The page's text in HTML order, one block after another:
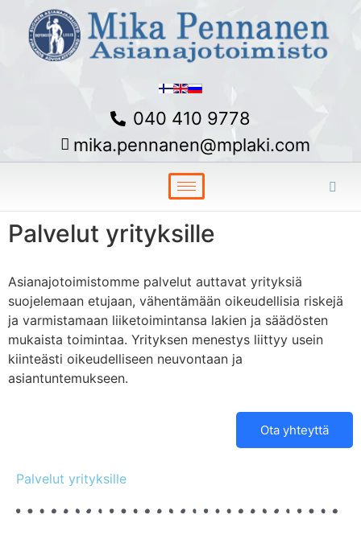
040 410 9778
mika.pennanen@mplaki.com
Palvelut yrityksille
Asianajotoimistomme palvelut auttavat yrityksiä
suojelemaan etujaan, vähentämään oikeudellisia riskejä
ja varmistamaan liiketoimintansa lakien ja säädösten
mukaista toimintaa. Yrityksen menestys liittyy usein
kiinteästi oikeudelliseen neuvontaan ja
asiantuntemukseen.
Ota yhteyttä
Palvelut yrityksille